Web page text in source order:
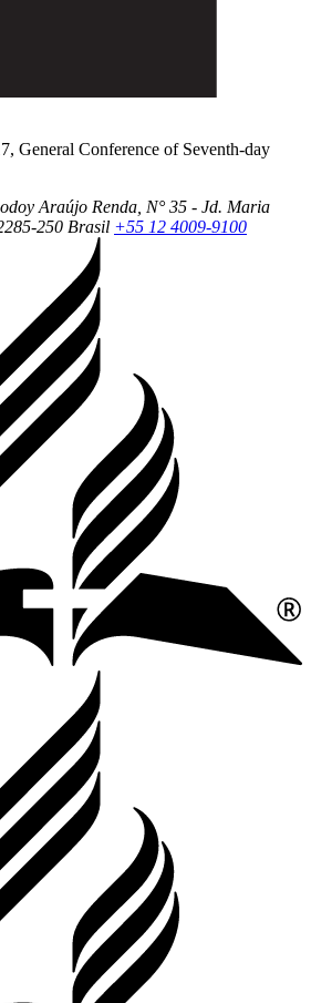
General Conference of Seventh-day
Araújo Renda, N° 35 - Jd. Maria
250 Brasil +55 12 4009-9100